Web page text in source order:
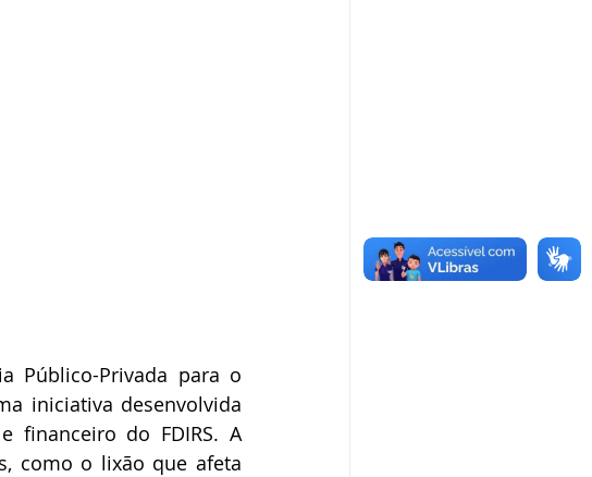
Público-Privada para o
iniciativa desenvolvida
financeiro do FDIRS. A
como o lixão que afeta